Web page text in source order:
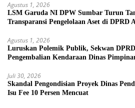
Agustus 1, 2026
LSM Garuda NI DPW Sumbar Turun
Transparansi Pengelolaan Aset di DPRD
Agustus 1, 2026
Luruskan Polemik Publik, Sekwan
Pengembalian Kendaraan Dinas
Juli 30, 2026
Skandal Pengondisian Proyek Dinas
Isu Fee 10 Persen Mencuat